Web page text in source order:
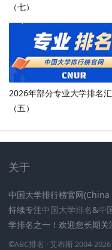
（七）
2026年部分专业大学排名
（五）
关于
中国大学排行榜官网
持续专注中国大学排名&中
学排名之一！欢迎您长期关
©ABC排名 · 艾布斯 2004-